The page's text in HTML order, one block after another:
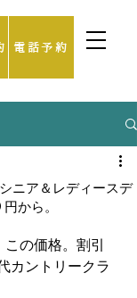
電話予約
ニア＆レディースデ
から。
の価格。割引
カントリークラ